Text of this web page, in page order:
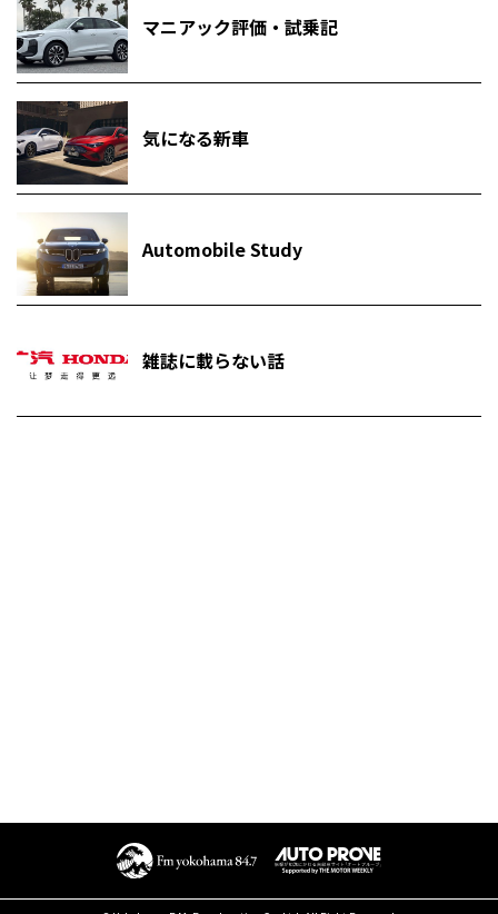
マニアック評価・試乗記
気になる新車
Automobile Study
雑誌に載らない話